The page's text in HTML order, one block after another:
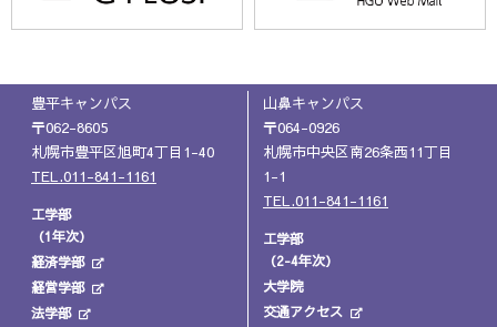
豊平キャンパス
〒062-8605
札幌市豊平区旭町4丁目1-40
TEL.011-841-1161
工学部
（1年次）
経済学部
経営学部
法学部
山鼻キャンパス
〒064-0926
札幌市中央区南26条西11丁目
1-1
TEL.011-841-1161
工学部
（2-4年次）
大学院
交通アクセス